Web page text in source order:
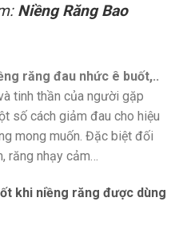
Niềng Răng Bao
răng đau nhức ê buốt,..
tinh thần của người gặp
số cách giảm đau cho hiệu
mong muốn. Đặc biệt đối
răng nhạy cảm…
khi niềng răng được dùng